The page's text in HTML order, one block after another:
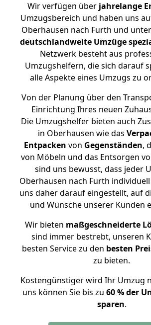
Wir verfügen überjahrelange
Umzugsbereich und haben uns
Oberhausen nach Furth und
deutschlandweite Umzüge
Netzwerk besteht aus
Umzugshelfern, die sich darauf
alle Aspekte eines Umzugs zu
Von der Planung über den
Einrichtung Ihres neuen
Die Umzugshelfer bieten auch
in Oberhausen wie das
Entpacken von Gegenständen,
von Möbeln und das Entsorgen
sind uns bewusst, dass jeder
Oberhausen nach Furth
uns daher darauf eingestellt, auf
und Wünsche unserer Kunden
Wir bieten maßgeschneiderte
sind immer bestrebt, unseren
besten Service zu den besten
zu bieten.
Kostengünstiger wird Ihr Umzug
uns können Sie bis zu 60 % der
sparen.